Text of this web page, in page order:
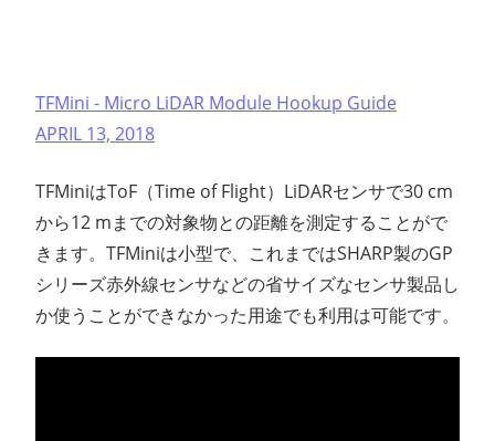
TFMini - Micro LiDAR Module Hookup Guide
APRIL 13, 2018
TFMiniはToF（Time of Flight）LiDARセンサで30 cm
から12 mまでの対象物との距離を測定することがで
きます。TFMiniは小型で、これまではSHARP製のGP
シリーズ赤外線センサなどの省サイズなセンサ製品し
か使うことができなかった用途でも利用は可能です。